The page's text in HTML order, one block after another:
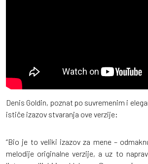
Denis Goldin, poznat po suvremenim i
ističe izazov stvaranja ove verzije:
“Bio je to veliki izazov za mene –
melodije originalne verzije, a uz to